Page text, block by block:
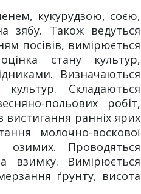
кукурудзою, соєю,
зябу. Також ведуться
посівів, вимірюється
стану культур,
Визначаються
Складаються
польових робіт,
вистигання ранніх ярих
молочно-воскової
озимих. Проводяться
взимку. Вимірюється
ґрунту, висота